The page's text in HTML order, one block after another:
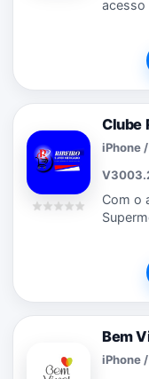
acesso
você
Clube
iPhone /
Com o
Através
dentro
Bem
iPhone /